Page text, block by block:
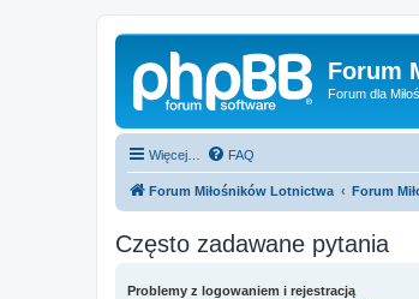
Forum
Forum dla
Więcej… FAQ
Forum Miłośników Lotnictwa Forum
Często zadawane pytania
Problemy z logowaniem i rejestracją